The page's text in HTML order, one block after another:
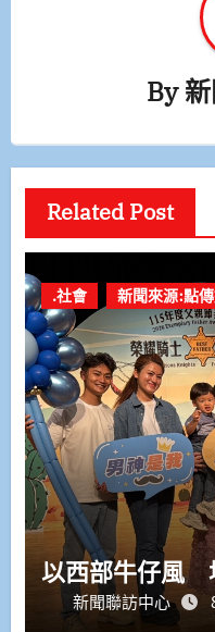
By
Related Post
.社會 新聞來源:點
以西部牛仔風
新聞聯訪中心